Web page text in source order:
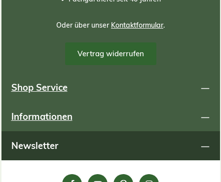
Oder über unser Kontaktformular.
Vertrag widerrufen
Shop Service
Informationen
Newsletter